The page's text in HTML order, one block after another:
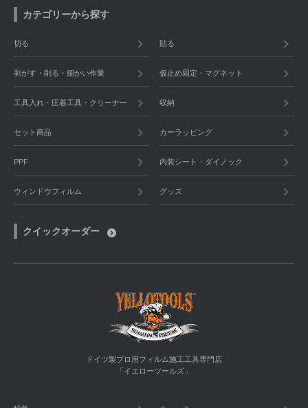
カテゴリーから探す
切る 貼る
剥がす・削る・細かい作業 仮止め固定・マグネット
工具入れ・圧着工具・クリーナー 収納
セット商品 カーラッピング
PPF 内装シート・ダイノック
ウィンドウフィルム グッズ
クイックオーダー
ドイツ製プロ用フィルム施工工具専門店
「イエローツールズ」